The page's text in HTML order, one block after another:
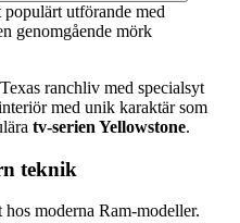
utförande med
genomgående mörk
ranchliv med specialsyt
med unik karaktär som
tv-serien Yellowstone.
teknik
moderna Ram-modeller.